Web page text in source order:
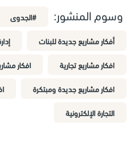
وسوم المنشور: #الجدوى
أفكار مشاريع جديدة للبنات
افكار مشاريع تجارية
افكار
افكار مشاريع جديدة ومبتكرة
التجارة الإلكترونية